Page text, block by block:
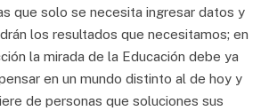
que solo se necesita ingresar datos y
los resultados que necesitamos; en
la mirada de la Educación debe ya
en un mundo distinto al de hoy y
de personas que soluciones sus